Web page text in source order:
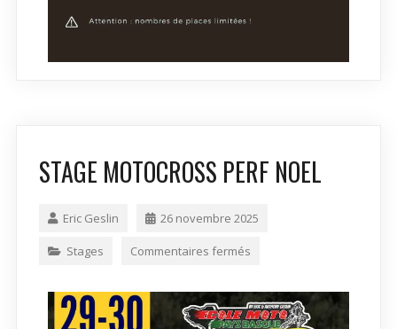
STAGE MOTOCROSS PERF NOEL
Eric Geslin 26 novembre 2025
Stages Commentaires fermés